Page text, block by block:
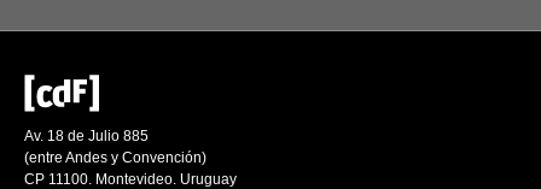
Av. 18 de Julio 885
(entre Andes y Convención)
CP 11100. Montevideo. Uruguay